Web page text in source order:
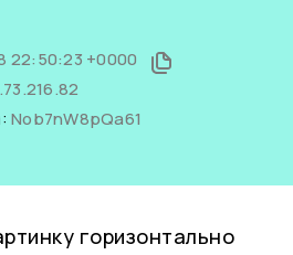
22:50:23 +0000
Nob7nW8pQa61
горизонтально